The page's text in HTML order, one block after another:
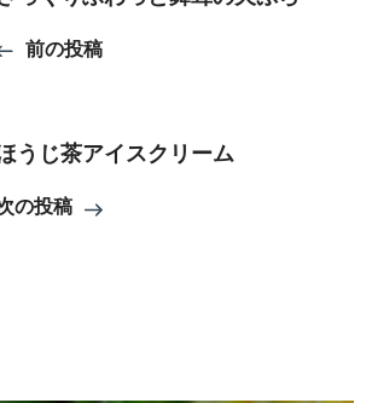
前の投稿
うじ茶アイスクリーム
の投稿